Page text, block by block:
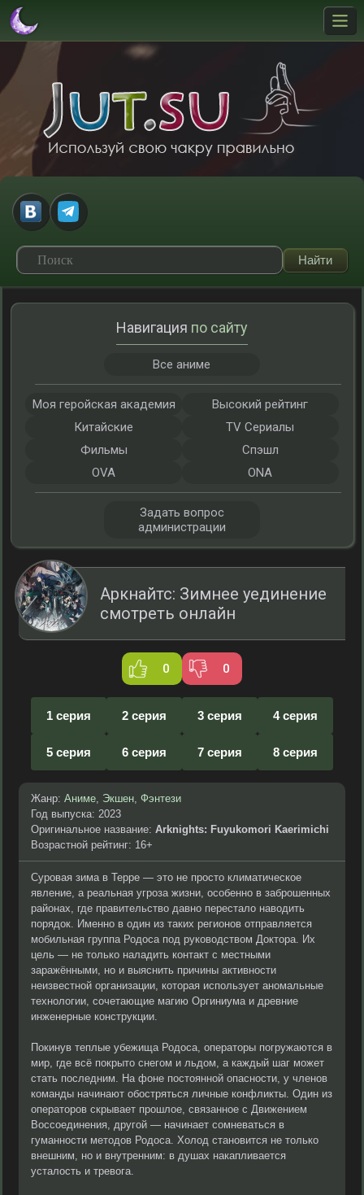
Аркнайтс: Зимнее уединение
смотреть онлайн
0 0
1 серия 2 серия 3 серия 4 серия
5 серия 6 серия 7 серия 8 серия
Жанр: Аниме, Экшен, Фэнтези
Год выпуска: 2023
Оригинальное название: Arknights: Fuyukomori Kaerimichi
Возрастной рейтинг: 16+
Суровая зима в Терре — это не просто климатическое
явление, а реальная угроза жизни, особенно в заброшенных
районах, где правительство давно перестало наводить
порядок. Именно в один из таких регионов отправляется
мобильная группа Родоса под руководством Доктора. Их
цель — не только наладить контакт с местными
заражёнными, но и выяснить причины активности
неизвестной организации, которая использует аномальные
технологии, сочетающие магию Оргиниума и древние
инженерные конструкции.
Покинув теплые убежища Родоса, операторы погружаются в
мир, где всё покрыто снегом и льдом, а каждый шаг может
стать последним. На фоне постоянной опасности, у членов
команды начинают обостряться личные конфликты. Один из
операторов скрывает прошлое, связанное с Движением
Воссоединения, другой — начинает сомневаться в
гуманности методов Родоса. Холод становится не только
внешним, но и внутренним: в душах накапливается
усталость и тревога.
Навигация по сайту
Все аниме
Моя геройская академия
Высокий рейтинг
Китайские
TV Сериалы
Фильмы
Спэшл
OVA
ONA
Задать вопрос
администрации